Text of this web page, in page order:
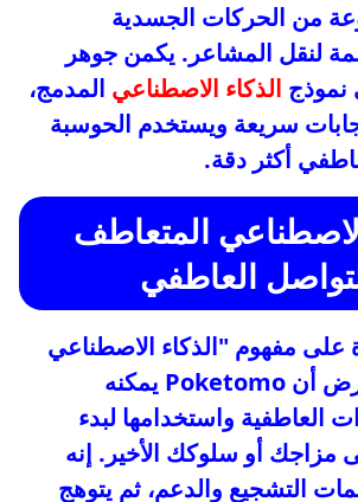
من الحركات الجسدية
لنقل المشاعر. يكمن جوهر
الذكاء الاصطناعي المدمج،
سريعة ويستخدم الحوسبة
أكثر دقة.
المتعاطف
العاطفي
مفهوم "الذكاء الاصطناعي
المتعاطف". يُفترض أن Poketomo يمكنه
العاطفية واستخدامها لبدء
مزاجك أو سلوكك الأخير. إنه
التشجيع والدعم، ثم يتوهج